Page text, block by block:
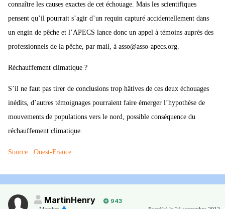
connaître les causes exactes de cet échouage. Mais les scientifiques
pensent qu’il pourrait s’agir d’un requin capturé accidentellement dans
un engin de pêche et l’APECS lance donc un appel à témoins auprès des
professionnels de la pêche, par mail, à asso@asso-apecs.org.
Réchauffement climatique ?
S’il ne faut pas tirer de conclusions trop hâtives de ces deux échouages
inédits, d’autres témoignages pourraient faire émerger l’hypothèse de
mouvements de populations vers le nord, possible conséquence du
réchauffement climatique.
Source : Ouest-France
MartinHenry
943